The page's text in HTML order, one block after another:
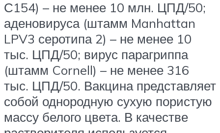
С154) – не менее 10 млн. ЦПД/50;
аденовируса (штамм Manhattan
LPV3 серотипа 2) – не менее 10
тыс. ЦПД/50; вирус парагриппа
(штамм Cornell) – не менее 316
тыс. ЦПД/50. Вакцина представляет
собой однородную сухую пористую
массу белого цвета. В качестве